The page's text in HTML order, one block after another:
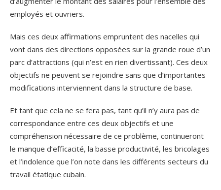
employés et ouvriers.
Mais ces deux affirmations empruntent des nacelles qui
vont dans des directions opposées sur la grande roue d’un
parc d’attractions (qui n’est en rien divertissant). Ces deux
objectifs ne peuvent se rejoindre sans que d’importantes
modifications interviennent dans la structure de base.
Et tant que cela ne se fera pas, tant qu’il n’y aura pas de
correspondance entre ces deux objectifs et une
compréhension nécessaire de ce problème, continueront
le manque d’efficacité, la basse productivité, les bricolages
et l’indolence que l’on note dans les différents secteurs du
travail étatique cubain.